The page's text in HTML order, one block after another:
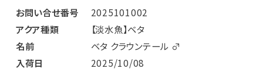
お問い合せ番号
2025101002
アクア種類
【淡水魚】ベタ
名前
ベタ クラウンテール ♂
入荷日
2025/10/08